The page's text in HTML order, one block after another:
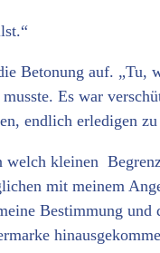
Betonung auf. „Tu,
Es war
endlich erledigen
kleinen
mit meinem
Bestimmung